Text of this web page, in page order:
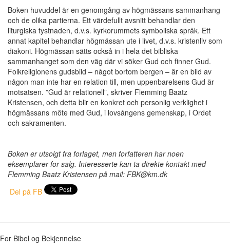
Boken huvuddel är en genomgång av högmässans sammanhang
och de olika partierna. Ett värdefullt avsnitt behandlar den
liturgiska tystnaden, d.v.s. kyrkorummets symboliska språk. Ett
annat kapitel behandlar högmässan ute i livet, d.v.s. kristenliv som
diakoni. Högmässan sätts också in i hela det bibliska
sammanhanget som den väg där vi söker Gud och finner Gud.
Folkreligionens gudsbild – något bortom bergen – är en bild av
någon man inte har en relation till, men uppenbarelsens Gud är
motsatsen. ”Gud är relationell”, skriver Flemming Baatz
Kristensen, och detta blir en konkret och personlig verklighet i
högmässans möte med Gud, i lovsångens gemenskap, i Ordet
och sakramenten.
Boken er utsolgt fra forlaget, men forfatteren har noen
eksemplarer for salg. Interesserte kan ta direkte kontakt med
Flemming Baatz Kristensen på mail: FBK@km.dk
Del på FB
For Bibel og Bekjennelse